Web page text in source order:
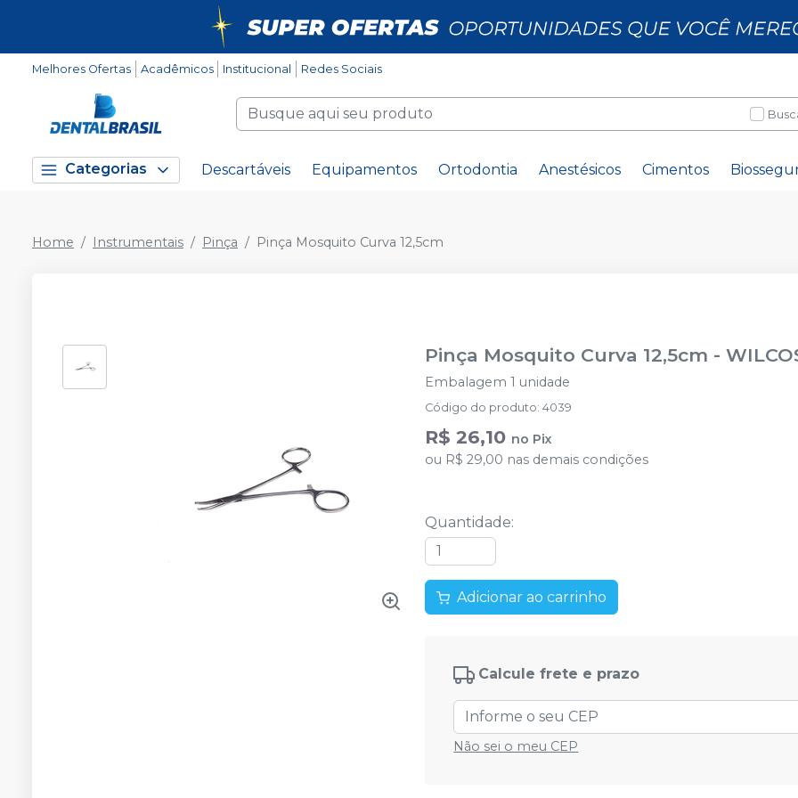
Melhores Ofertas Acadêmicos Institucional Redes Sociais
Categorias Descartáveis Equipamentos Ortodontia Anestésicos Cimentos
Home Instrumentais Pinça Pinça Mosquito Curva 12,5cm
Pinça Mosquito Curva 12,5cm -
Embalagem 1 unidade
Código do produto:4039
R$ 26,10 no Pix
ou R$ 29,00 nas demais condições
Quantidade:
Adicionar ao carrinho
Calcule frete e prazo
Não sei o meu CEP